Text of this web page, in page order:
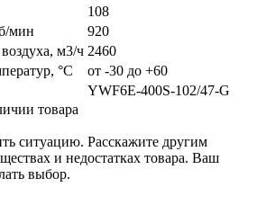
108
мин
920
м3/ч 2460
°C
от -30 до +60
YWF6E-400S-102/47-G
товара
ситуацию. Расскажите другим
и недостатках товара. Ваш
выбор.